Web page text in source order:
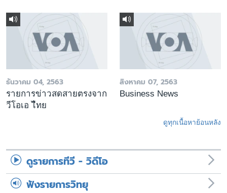
ธันวาคม 04, 2563
รายการข่าวสดสายตรงจาก
วีโอเอ ไืทย
สิงหาคม 07, 2563
Business News
ดูทุกเนื้อหาย้อนหลัง
ดูรายการทีวี - วิดีโอ
ฟังรายการวิทยุ